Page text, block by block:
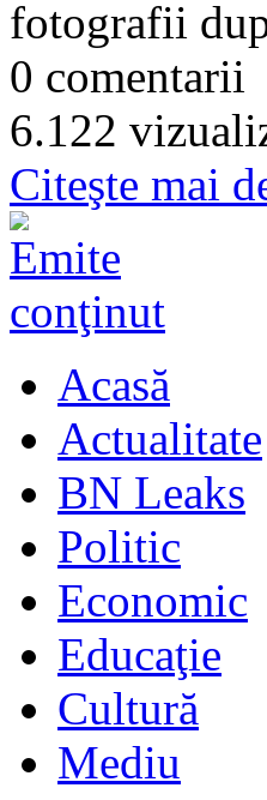
fotografii
0 comentarii
6.122
Citeşte mai
Acasă
Actualitate
BN Leaks
Politic
Economic
Educaţie
Cultură
Mediu